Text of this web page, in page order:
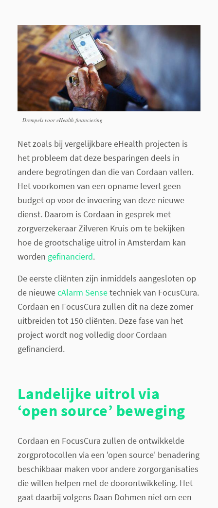
Drempels voor eHealth financiering
Net zoals bij vergelijkbare eHealth projecten is
het probleem dat deze besparingen deels in
andere begrotingen dan die van Cordaan vallen.
Het voorkomen van een opname levert geen
budget op voor de invoering van deze nieuwe
dienst. Daarom is Cordaan in gesprek met
zorgverzekeraar Zilveren Kruis om te bekijken
hoe de grootschalige uitrol in Amsterdam kan
worden gefinancierd.
De eerste cliënten zijn inmiddels aangesloten op
de nieuwecAlarm Sensetechniek van FocusCura.
Cordaan en FocusCura zullen dit na deze zomer
uitbreiden tot 150 cliënten. Deze fase van het
project wordt nog volledig door Cordaan
gefinancierd.
Landelijke uitrol via
‘open source’ beweging
Cordaan en FocusCura zullen de ontwikkelde
zorgprotocollen via een 'open source' benadering
beschikbaar maken voor andere zorgorganisaties
die willen helpen met de doorontwikkeling. Het
gaat daarbij volgens Daan Dohmen niet om een